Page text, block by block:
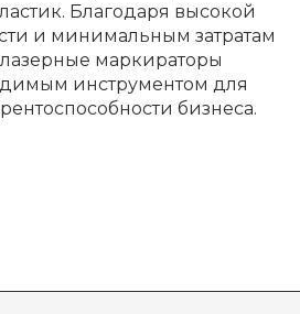
Благодаря высокой
и минимальным затратам
маркираторы
инструментом для
бизнеса.